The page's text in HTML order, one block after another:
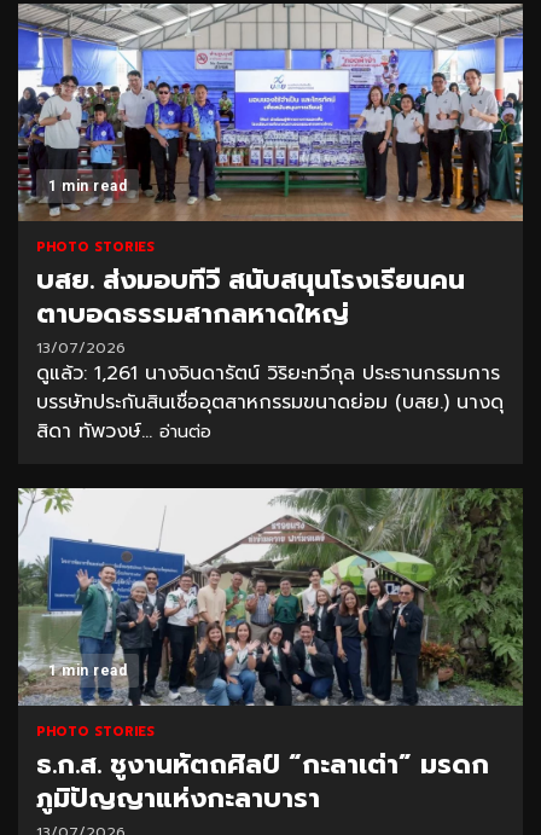
1 min read
PHOTO STORIES
บสย. ส่งมอบทีวี สนับสนุนโรงเรียนคน
ตาบอดธรรมสากลหาดใหญ่
13/07/2026
ดูแล้ว: 1,261 นางจินดารัตน์ วิริยะทวีกุล ประธานกรรมการ
บรรษัทประกันสินเชื่ออุตสาหกรรมขนาดย่อม (บสย.) นางดุ
สิดา ทัพวงษ์... อ่านต่อ
1 min read
PHOTO STORIES
ธ.ก.ส. ชูงานหัตถศิลป์ “กะลาเต่า” มรดก
ภูมิปัญญาแห่งกะลาบารา